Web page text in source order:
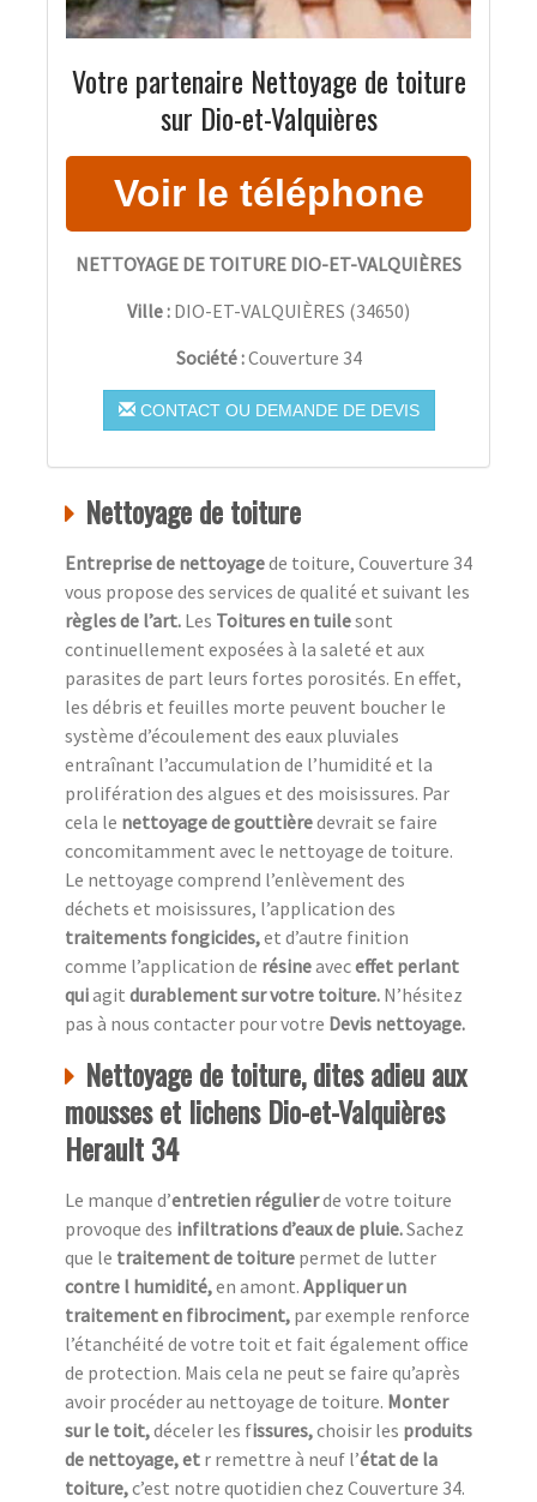
Votre partenaire Nettoyage de toiture
sur Dio-et-Valquières
NETTOYAGE DE TOITURE DIO-ET-VALQUIÈRES
Ville : DIO-ET-VALQUIÈRES (34650)
Société :Couverture 34
CONTACT OU DEMANDE DE DEVIS
Nettoyage de toiture
Entreprise de nettoyagede toiture, Couverture 34
vous propose des services de qualité et suivant les
règles de l’art. Les Toitures en tuilesont
continuellement exposées à la saleté et aux
parasites de part leurs fortes porosités. En effet,
les débris et feuilles morte peuvent boucher le
système d’écoulement des eaux pluviales
entraînant l’accumulation de l’humidité et la
prolifération des algues et des moisissures. Par
cela le nettoyage de gouttièredevrait se faire
concomitamment avec le nettoyage de toiture.
Le nettoyage comprend l’enlèvement des
déchets et moisissures, l’application des
traitements fongicides,et d’autre finition
comme l’application de résineaveceffet perlant
quiagit durablement sur votre toiture. N’hésitez
pas à nous contacter pour votre Devis nettoyage.
Nettoyage de toiture, dites adieu aux
mousses et lichens Dio-et-Valquières
Herault 34
Le manque d’entretien régulierde votre toiture
provoque des infiltrations d’eaux de pluie.Sachez
que le traitement de toiture permet de lutter
contre l humidité,en amont. Appliquer un
traitement en fibrociment, par exemple renforce
l’étanchéité de votre toit et fait également office
de protection. Mais cela ne peut se faire qu’après
avoir procéder au nettoyage de toiture. Monter
sur le toit,déceler les fissures,choisir les produits
de nettoyage, et r remettre à neuf l’état de la
toiture,c’est notre quotidien chez Couverture 34.